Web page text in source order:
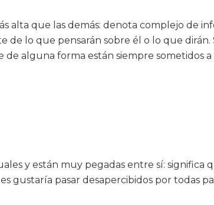
alta que las demás: denota complejo de
de lo que pensarán sobre él o lo que
alguna forma están siempre sometidos a
y están muy pegadas entre sí: significa
gustaría pasar desapercibidos por todas